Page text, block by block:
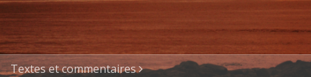
Textes et commentaires